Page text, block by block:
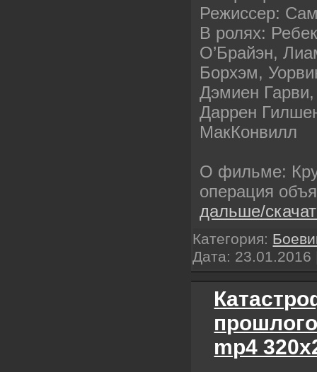
Режиссер:
В ролях:
О’Брайэн,
Борхэм,
Дэмиен
Даррен
МакКонвилл
О фильме:
операция
дальше/
Категория:
Дата: 23.01.2016
mp4